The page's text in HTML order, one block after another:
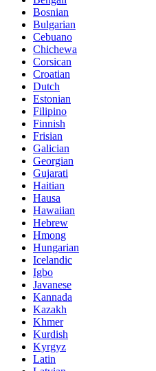
Bosnian
Bulgarian
Cebuano
Chichewa
Corsican
Croatian
Dutch
Estonian
Filipino
Finnish
Frisian
Galician
Georgian
Gujarati
Haitian
Hausa
Hawaiian
Hebrew
Hmong
Hungarian
Icelandic
Igbo
Javanese
Kannada
Kazakh
Khmer
Kurdish
Kyrgyz
Latin